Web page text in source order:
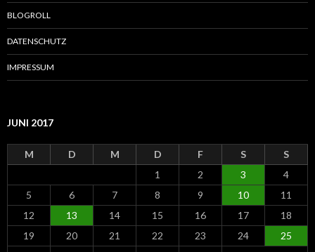
a
h
BLOGROLL
DATENSCHUTZ
IMPRESSUM
JUNI 2017
M D M D F S
S
1
2 3
4
5
6 7 8 9 10
11
12
13 14 15 16 17
18
19
20 21 22 23 24
25